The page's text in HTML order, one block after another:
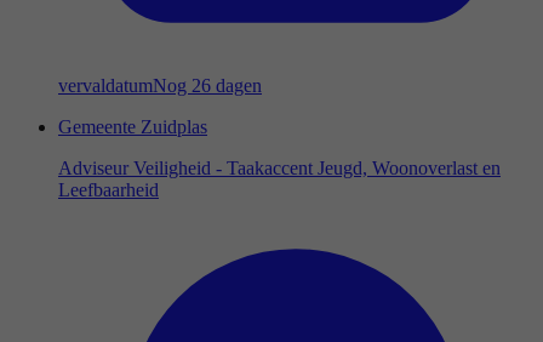
vervaldatumNog 26 dagen
Gemeente Zuidplas
Adviseur Veiligheid - Taakaccent Jeugd, Woonoverlast en
Leefbaarheid